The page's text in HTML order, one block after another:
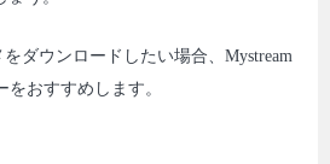
ダウンロードしたい場合、Mystream
おすすめします。